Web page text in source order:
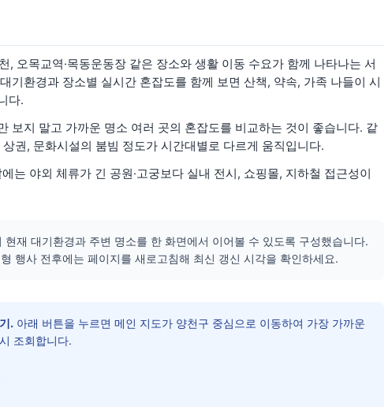
, 오목교역·목동운동장 같은 장소와 생활 이동 수요가 함께 나타나는 서
기환경과 장소별 실시간 혼잡도를 함께 보면 산책, 약속, 가족 나들이 시
다.
보지 말고 가까운 명소 여러 곳의 혼잡도를 비교하는 것이 좋습니다. 같
권, 문화시설의 붐빔 정도가 시간대별로 다르게 움직입니다.
는 야외 체류가 긴 공원·고궁보다 실내 전시, 쇼핑몰, 지하철 접근성이
현재 대기환경과 주변 명소를 한 화면에서 이어볼 수 있도록 구성했습니다.
행사 전후에는 페이지를 새로고침해 최신 갱신 시각을 확인하세요.
. 아래 버튼을 누르면 메인 지도가 양천구 중심으로 이동하여 가장 가까운
조회합니다.